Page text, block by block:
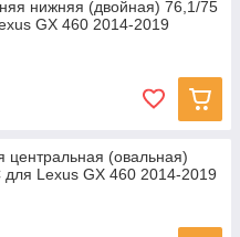
нижняя (двойная) 76,1/75
GX 460 2014-2019
центральная (овальная)
Lexus GX 460 2014-2019